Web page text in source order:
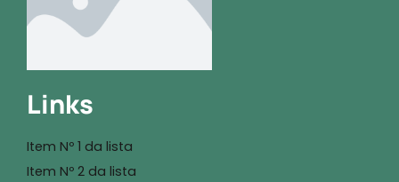
Links
Item Nº 1 da lista
Item Nº 2 da lista